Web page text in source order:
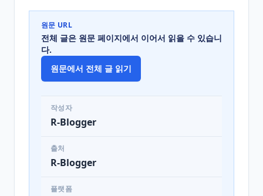
원문 URL
전체 글은 원문 페이지에서 이어서 읽을 수 있습니
다.
원문에서 전체 글 읽기
작성자
R-Blogger
출처
R-Blogger
플랫폼